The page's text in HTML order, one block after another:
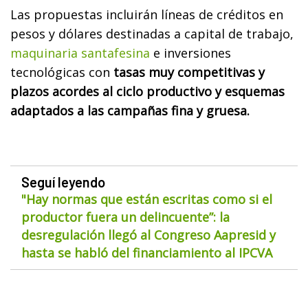
Las propuestas incluirán líneas de créditos en
pesos y dólares destinadas a capital de trabajo,
maquinaria santafesina e inversiones
tecnológicas con tasas muy competitivas y
plazos acordes al ciclo productivo y esquemas
adaptados a las campañas fina y gruesa.
Seguí leyendo
"Hay normas que están escritas como si el
productor fuera un delincuente”: la
desregulación llegó al Congreso Aapresid y
hasta se habló del financiamiento al IPCVA